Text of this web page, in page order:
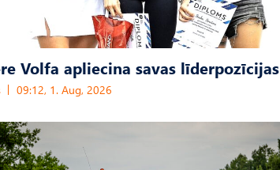
Volfa apliecina savas līderpozīcijas
09:12, 1. Aug, 2026